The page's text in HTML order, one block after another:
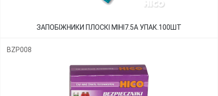
ЗАПОБІЖНИКИ ПЛОСКІ МІНІ7.5А УПАК.100ШТ
BZP008